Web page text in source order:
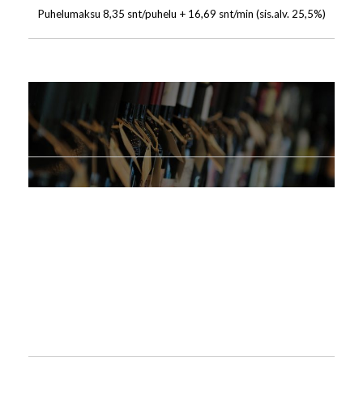
Puhelumaksu 8,35 snt/puhelu + 16,69 snt/min (sis.alv. 25,5%)